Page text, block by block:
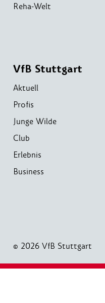
Reha-Welt
VfB Stuttgart
Aktuell
Profis
Junge Wilde
Club
Erlebnis
Business
© 2026 VfB Stuttgart